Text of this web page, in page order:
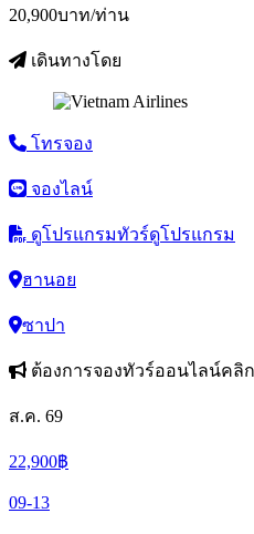
20,900บาท/ท่าน
เดินทางโดย
โทรจอง
จองไลน์
ดูโปรแกรมทัวร์ดูโปรแกรม
ฮานอย
ซาปา
ต้องการจองทัวร์ออนไลน์คลิ
ส.ค. 69
22,900฿
09-13